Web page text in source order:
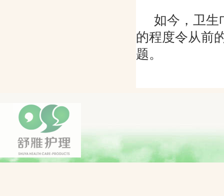
如今，卫生
的程度令从前
题。